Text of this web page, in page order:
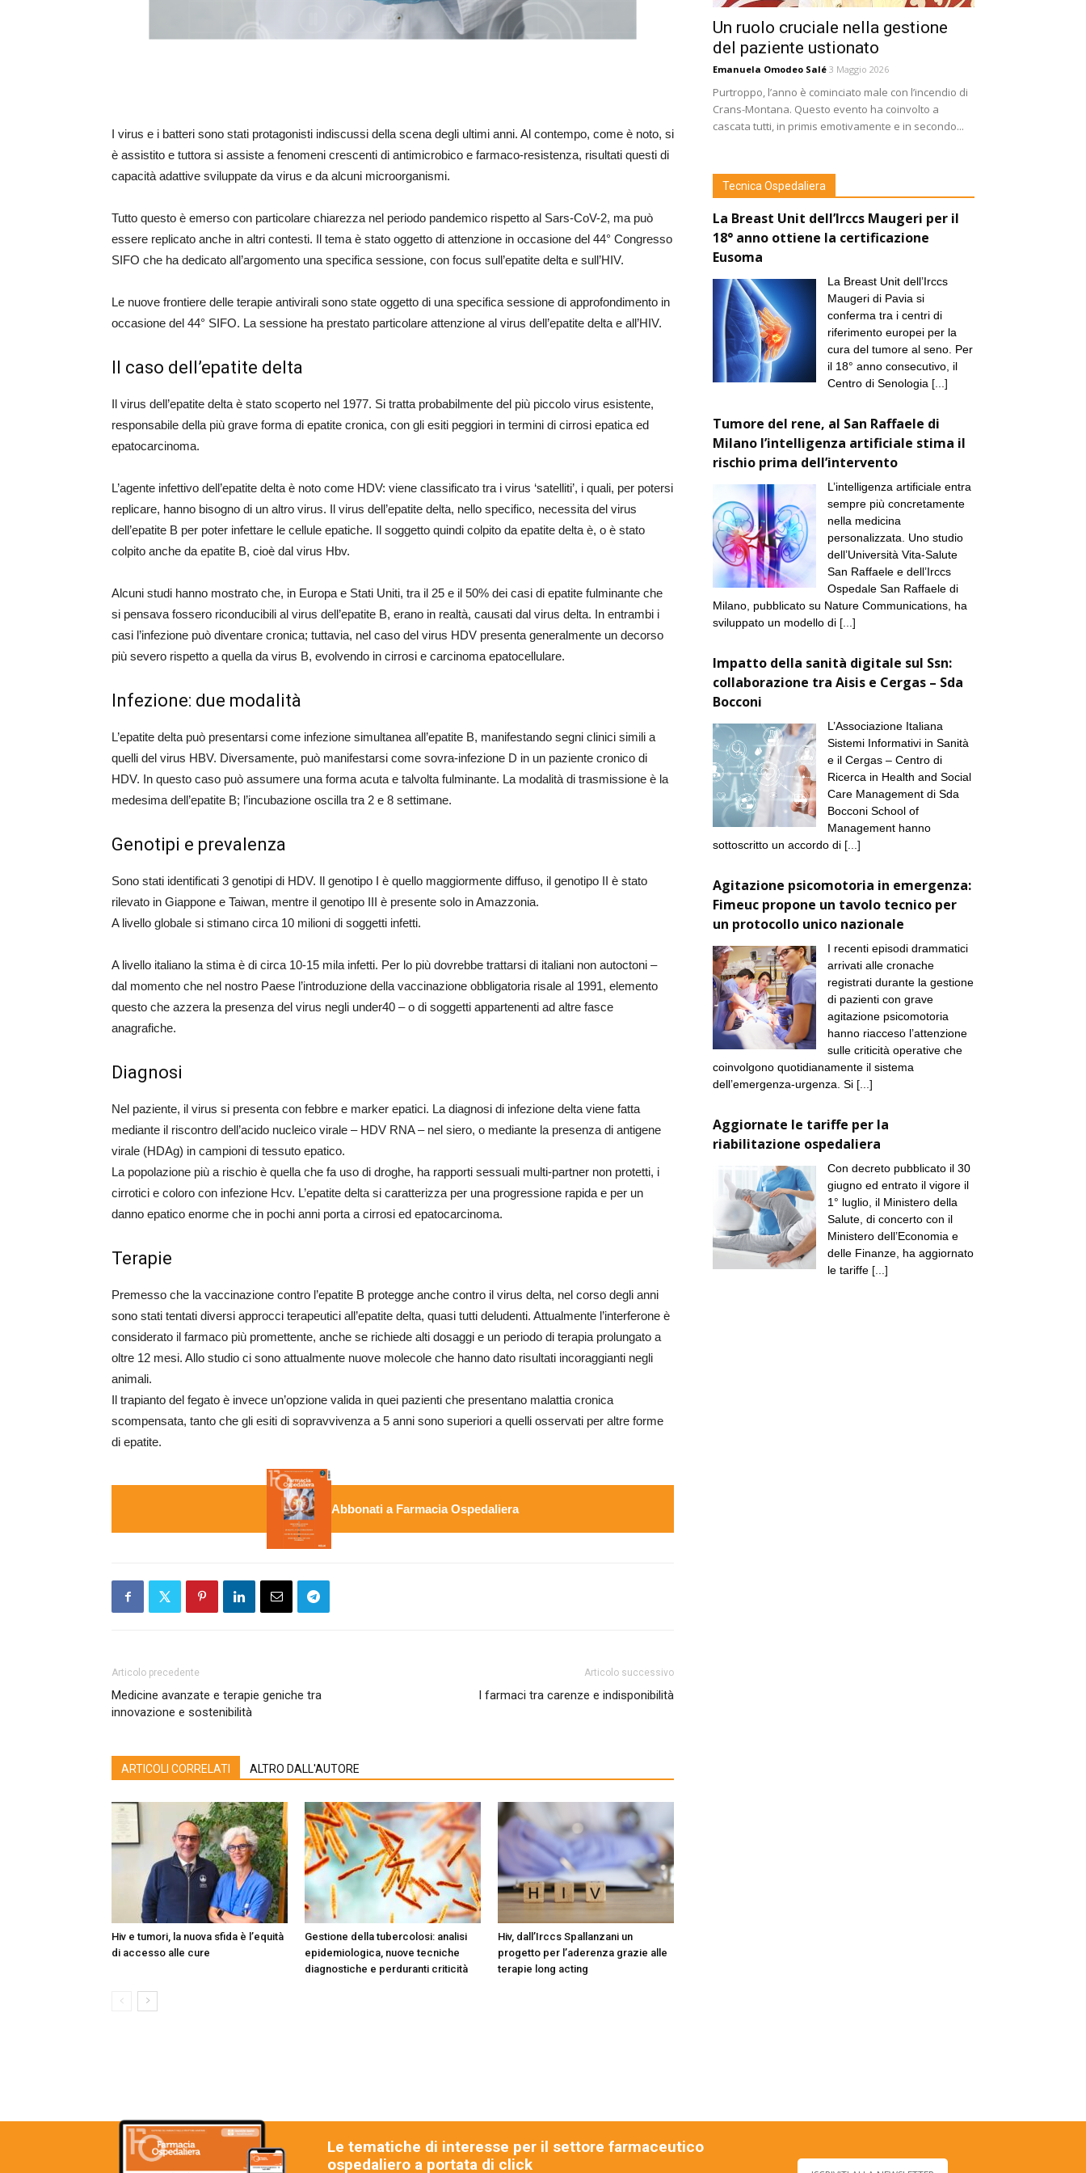
I virus e i batteri sono stati protagonisti indiscussi della scena degli ultimi anni. Al contempo, come è noto, si
è assistito e tuttora si assiste a fenomeni crescenti di antimicrobico e farmaco-resistenza, risultati questi di
capacità adattive sviluppate da virus e da alcuni microorganismi.
Tutto questo è emerso con particolare chiarezza nel periodo pandemico rispetto al Sars-CoV-2, ma può
essere replicato anche in altri contesti. Il tema è stato oggetto di attenzione in occasione del 44° Congresso
SIFO che ha dedicato all’argomento una specifica sessione, con focus sull’epatite delta e sull’HIV.
Le nuove frontiere delle terapie antivirali sono state oggetto di una specifica sessione di approfondimento in
occasione del 44° SIFO. La sessione ha prestato particolare attenzione al virus dell’epatite delta e all’HIV.
Il caso dell’epatite delta
Il virus dell’epatite delta è stato scoperto nel 1977. Si tratta probabilmente del più piccolo virus esistente,
responsabile della più grave forma di epatite cronica, con gli esiti peggiori in termini di cirrosi epatica ed
epatocarcinoma.
L’agente infettivo dell’epatite delta è noto come HDV: viene classificato tra i virus ‘satelliti’, i quali, per potersi
replicare, hanno bisogno di un altro virus. Il virus dell’epatite delta, nello specifico, necessita del virus
dell’epatite B per poter infettare le cellule epatiche. Il soggetto quindi colpito da epatite delta è, o è stato
colpito anche da epatite B, cioè dal virus Hbv.
Alcuni studi hanno mostrato che, in Europa e Stati Uniti, tra il 25 e il 50% dei casi di epatite fulminante che
si pensava fossero riconducibili al virus dell’epatite B, erano in realtà, causati dal virus delta. In entrambi i
casi l’infezione può diventare cronica; tuttavia, nel caso del virus HDV presenta generalmente un decorso
più severo rispetto a quella da virus B, evolvendo in cirrosi e carcinoma epatocellulare.
Infezione: due modalità
L’epatite delta può presentarsi come infezione simultanea all’epatite B, manifestando segni clinici simili a
quelli del virus HBV. Diversamente, può manifestarsi come sovra-infezione D in un paziente cronico di
HDV. In questo caso può assumere una forma acuta e talvolta fulminante. La modalità di trasmissione è la
medesima dell’epatite B; l’incubazione oscilla tra 2 e 8 settimane.
Genotipi e prevalenza
Sono stati identificati 3 genotipi di HDV. Il genotipo I è quello maggiormente diffuso, il genotipo II è stato
rilevato in Giappone e Taiwan, mentre il genotipo III è presente solo in Amazzonia.
A livello globale si stimano circa 10 milioni di soggetti infetti.
A livello italiano la stima è di circa 10-15 mila infetti. Per lo più dovrebbe trattarsi di italiani non autoctoni –
dal momento che nel nostro Paese l’introduzione della vaccinazione obbligatoria risale al 1991, elemento
questo che azzera la presenza del virus negli under40 – o di soggetti appartenenti ad altre fasce
anagrafiche.
Diagnosi
Nel paziente, il virus si presenta con febbre e marker epatici. La diagnosi di infezione delta viene fatta
mediante il riscontro dell’acido nucleico virale – HDV RNA – nel siero, o mediante la presenza di antigene
virale (HDAg) in campioni di tessuto epatico.
La popolazione più a rischio è quella che fa uso di droghe, ha rapporti sessuali multi-partner non protetti, i
cirrotici e coloro con infezione Hcv. L’epatite delta si caratterizza per una progressione rapida e per un
danno epatico enorme che in pochi anni porta a cirrosi ed epatocarcinoma.
Terapie
Premesso che la vaccinazione contro l’epatite B protegge anche contro il virus delta, nel corso degli anni
sono stati tentati diversi approcci terapeutici all’epatite delta, quasi tutti deludenti. Attualmente l’interferone è
considerato il farmaco più promettente, anche se richiede alti dosaggi e un periodo di terapia prolungato a
oltre 12 mesi. Allo studio ci sono attualmente nuove molecole che hanno dato risultati incoraggianti negli
animali.
Il trapianto del fegato è invece un’opzione valida in quei pazienti che presentano malattia cronica
scompensata, tanto che gli esiti di sopravvivenza a 5 anni sono superiori a quelli osservati per altre forme
di epatite.
Abbonati a Farmacia Ospedaliera
Articolo precedente
Medicine avanzate e terapie geniche tra
innovazione e sostenibilità
Articolo successivo
I farmaci tra carenze e indisponibilità
ARTICOLI CORRELATI ALTRO DALL'AUTORE
Hiv e tumori, la nuova sfida è l’equità
di accesso alle cure
Gestione della tubercolosi: analisi
epidemiologica, nuove tecniche
diagnostiche e perduranti criticità
Hiv, dall’Irccs Spallanzani un
progetto per l’aderenza grazie alle
terapie long acting
Un ruolo cruciale nella gestione
del paziente ustionato
Emanuela Omodeo Salé 3 Maggio 2026
Purtroppo, l’anno è cominciato male con l’incendio di
Crans-Montana. Questo evento ha coinvolto a
cascata tutti, in primis emotivamente e in secondo...
Tecnica Ospedaliera
La Breast Unit dell’Irccs Maugeri per il
18° anno ottiene la certificazione
Eusoma
La Breast Unit dell’Irccs
Maugeri di Pavia si
conferma tra i centri di
riferimento europei per la
cura del tumore al seno. Per
il 18° anno consecutivo, il
Centro di Senologia [...]
Tumore del rene, al San Raffaele di
Milano l’intelligenza artificiale stima il
rischio prima dell’intervento
L’intelligenza artificiale entra
sempre più concretamente
nella medicina
personalizzata. Uno studio
dell’Università Vita-Salute
San Raffaele e dell’Irccs
Ospedale San Raffaele di
Milano, pubblicato su Nature Communications, ha
sviluppato un modello di [...]
Impatto della sanità digitale sul Ssn:
collaborazione tra Aisis e Cergas – Sda
Bocconi
L’Associazione Italiana
Sistemi Informativi in Sanità
e il Cergas – Centro di
Ricerca in Health and Social
Care Management di Sda
Bocconi School of
Management hanno
sottoscritto un accordo di [...]
Agitazione psicomotoria in emergenza:
Fimeuc propone un tavolo tecnico per
un protocollo unico nazionale
I recenti episodi drammatici
arrivati alle cronache
registrati durante la gestione
di pazienti con grave
agitazione psicomotoria
hanno riacceso l’attenzione
sulle criticità operative che
coinvolgono quotidianamente il sistema
dell’emergenza-urgenza. Si [...]
Aggiornate le tariffe per la
riabilitazione ospedaliera
Con decreto pubblicato il 30
giugno ed entrato il vigore il
1° luglio, il Ministero della
Salute, di concerto con il
Ministero dell’Economia e
delle Finanze, ha aggiornato
le tariffe [...]
Le tematiche di interesse per il settore farmaceutico
ospedaliero a portata di click